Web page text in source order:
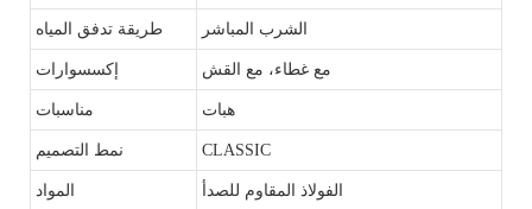
طريقة تدفق المياه الشرب المباشر
إكسسوارات مع غطاء، مع القش
مناسبات هبات
نمط التصميم CLASSIC
المواد الفولاذ المقاوم للصدأ